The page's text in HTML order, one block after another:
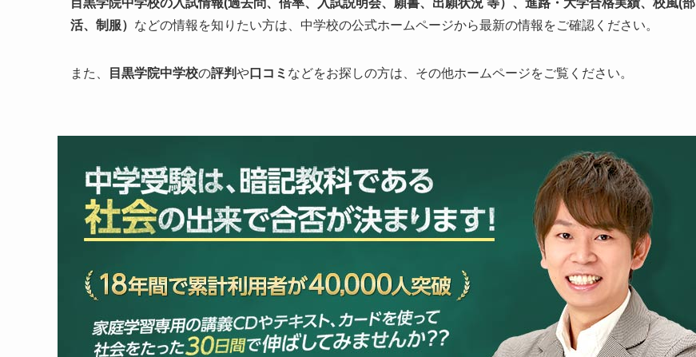
活、制服） などの情報を知りたい方は、中学校の公式ホームページから最新の情報をご確認ください。
また、 目黒学院中学校の評判や口コミ などをお探しの方は、その他ホームページをご覧ください。